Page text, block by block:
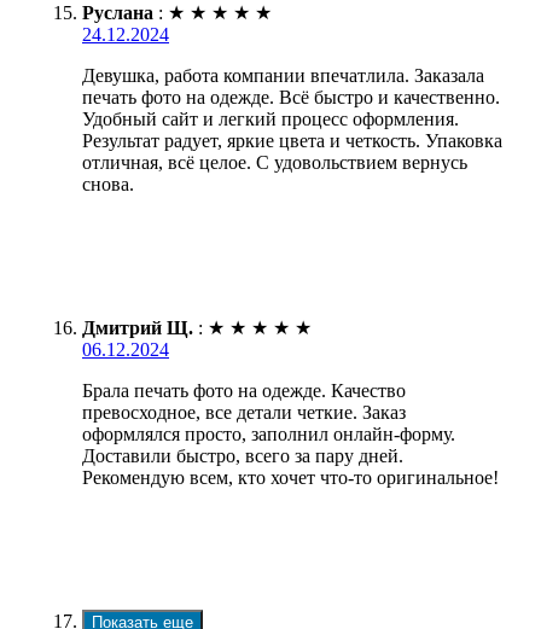
Руслана : ★ ★ ★ ★ ★
24.12.2024
Девушка, работа компании впечатлила. Заказала
печать фото на одежде. Всё быстро и качественно.
Удобный сайт и легкий процесс оформления.
Результат радует, яркие цвета и четкость. Упаковка
отличная, всё целое. С удовольствием вернусь
снова.
Дмитрий Щ. : ★ ★ ★ ★ ★
06.12.2024
Брала печать фото на одежде. Качество
превосходное, все детали четкие. Заказ
оформлялся просто, заполнил онлайн-форму.
Доставили быстро, всего за пару дней.
Рекомендую всем, кто хочет что-то оригинальное!
Показать еще